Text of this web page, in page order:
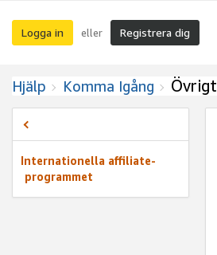
Logga in eller Registrera dig
Hjälp Komma Igång Övrigt
Internationella affiliate-
programmet